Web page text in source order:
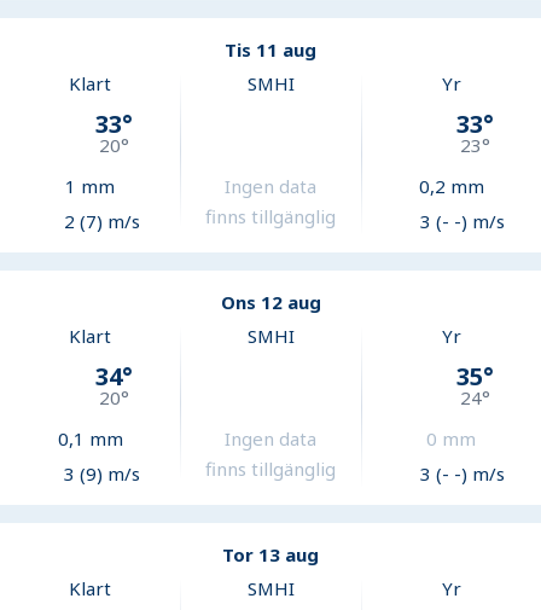
Tis 11 aug
Klart
33°
20°
1 mm
2 (7) m/s
SMHI
Ingen data
finns tillgänglig
Yr
33°
23°
0,2 mm
3 (- -) m/s
Ons 12 aug
Klart
34°
20°
0,1 mm
3 (9) m/s
SMHI
Ingen data
finns tillgänglig
Yr
35°
24°
0 mm
3 (- -) m/s
Tor 13 aug
Klart
SMHI Yr